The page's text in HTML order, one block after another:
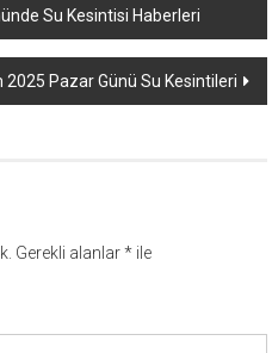
Su Kesintisi Haberleri
2025 Pazar Günü Su Kesintileri
Gerekli alanlar* ile